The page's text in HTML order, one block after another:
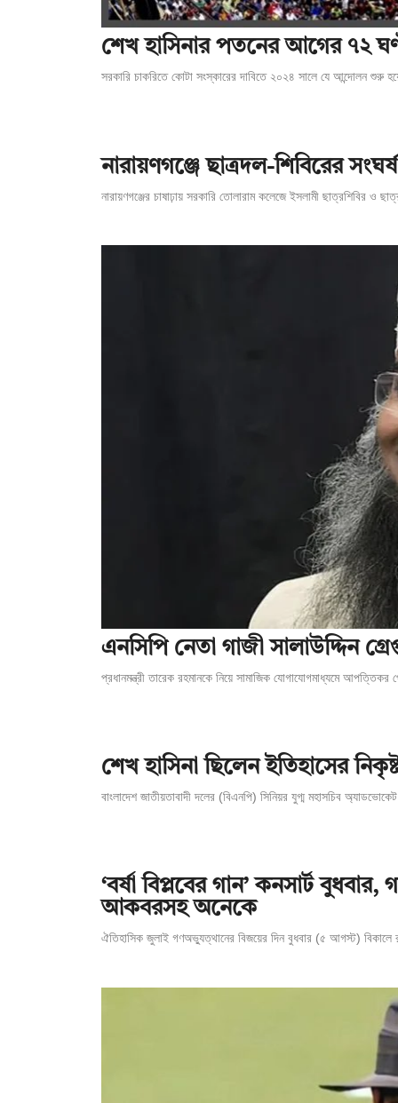
শেখ হাসিনার পতনের আগের ৭২
সরকারি চাকরিতে কোটা সংস্কারের দাবিতে ২০২৪ সালে যে আন্দোলন শুরু
‎নারায়ণগঞ্জে ছাত্রদল-শিবিরের
নারায়ণগঞ্জের চাষাঢ়ায় সরকারি তোলারাম কলেজে ইসলামী ছাত্রশিবির ও
এনসিপি নেতা গাজী সালাউদ্দিন
প্রধানমন্ত্রী তারেক রহমানকে নিয়ে সামাজিক যোগাযোগমাধ্যমে
শেখ হাসিনা ছিলেন ইতিহাসের
বাংলাদেশ জাতীয়তাবাদী দলের (বিএনপি) সিনিয়র যুগ্ম মহাসচিব
‘বর্ষা বিপ্লবের গান’ কনসার্ট
আকবরসহ অনেকে
ঐতিহাসিক জুলাই গণঅভ্যুত্থানের বিজয়ের দিন বুধবার (৫ আগস্ট) বিকালে